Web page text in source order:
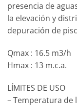
presencia de
la elevación y
depuración de
Qmax : 16.5 m3/h
Hmax : 13 m.c.a.
LÍMITES DE USO
– Temperatura de